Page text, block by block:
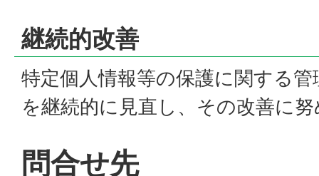
継続的改善
特定個人情報等の保護に関する
を継続的に見直し、その改善に
問合せ先